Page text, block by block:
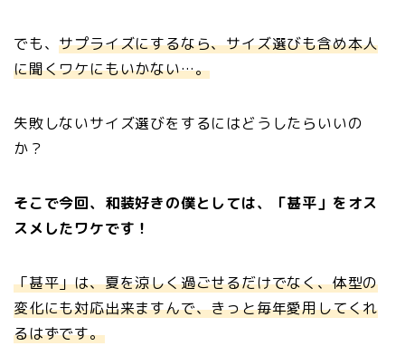
でも、サプライズにするなら、サイズ選びも含め本人
に聞くワケにもいかない…。
失敗しないサイズ選びをするにはどうしたらいいの
か？
そこで今回、和装好きの僕としては、「甚平」をオス
スメしたワケです！
「甚平」は、夏を涼しく過ごせるだけでなく、体型の
変化にも対応出来ますんで、きっと毎年愛用してくれ
るはずです。